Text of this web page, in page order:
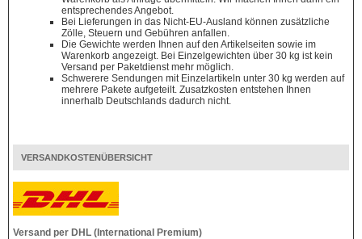
entsprechendes Angebot.
Bei Lieferungen in das Nicht-EU-Ausland können zusätzliche
Zölle, Steuern und Gebühren anfallen.
Die Gewichte werden Ihnen auf den Artikelseiten sowie im
Warenkorb angezeigt. Bei Einzelgewichten über 30 kg ist kein
Versand per Paketdienst mehr möglich.
Schwerere Sendungen mit Einzelartikeln unter 30 kg werden auf
mehrere Pakete aufgeteilt. Zusatzkosten entstehen Ihnen
innerhalb Deutschlands dadurch nicht.
VERSANDKOSTENÜBERSICHT
Versand per DHL (International Premium)